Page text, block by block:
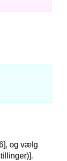
og vælg